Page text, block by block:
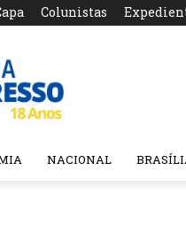
Colunistas
NACIONAL